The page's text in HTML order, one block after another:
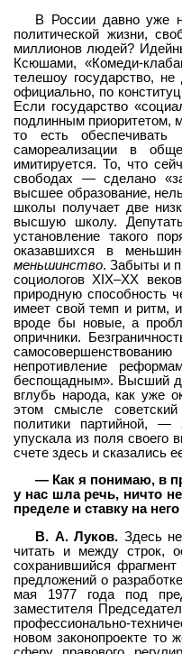
В России давно уже
политической жизни,
миллионов людей?
Ксюшами, «Комеди-
телешоу государство, не
официально, по
Если государство
подлинным приоритетом,
то есть
самореализации в
имитируется. То, что
свободах — сделано
высшее образование,
школы получает две
высшую школу.
установление такого
оказавшихся в
меньшинство. Забыты и
социологов XIX–XX
природную способность
имеет свой темп и ритм,
вроде бы новые, а
опричники.
непротивление
беспощадным». Высший
вглубь народа, как уже
этом смысле
политики партийной, —
упускала из поля своего
счете здесь и сказались
— Как я понимаю, в
у нас шла речь, ничто
пределе и ставку на
В. А. Луков. Здесь
читать и между строк,
сохранившийся
предложений о
мая 1977 года под
заместителя
профессионально-
новом законопроекте то